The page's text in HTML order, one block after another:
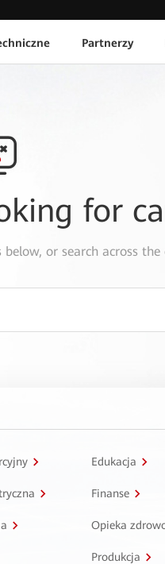
Partnerzy
for
below, or search across
Edukacja
Finanse
Opieka
Produkcja